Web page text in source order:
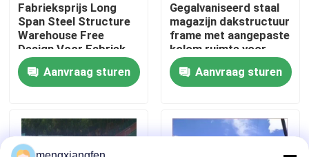
Nieuws
Gevallen
Ruimtekaderbundel
Fabrieksprijs Long
Span Steel Structure
Warehouse Free
Design Voor Fabriek
Airport Hangar ISO GB
Aanvraag sturen
Gegalvaniseerd staal
magazijn dakstructuur
frame met aangepaste
kolom ruimte voor
aangepaste behoeften
Aanvraag sturen